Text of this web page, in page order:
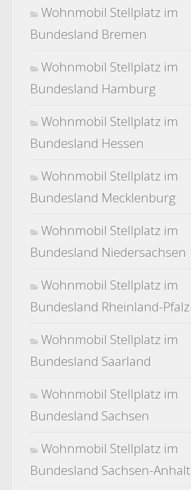
Wohnmobil Stellplatz im
Bundesland Bremen
Wohnmobil Stellplatz im
Bundesland Hamburg
Wohnmobil Stellplatz im
Bundesland Hessen
Wohnmobil Stellplatz im
Bundesland Mecklenburg
Wohnmobil Stellplatz im
Bundesland Niedersachsen
Wohnmobil Stellplatz im
Bundesland Rheinland-Pfalz
Wohnmobil Stellplatz im
Bundesland Saarland
Wohnmobil Stellplatz im
Bundesland Sachsen
Wohnmobil Stellplatz im
Bundesland Sachsen-Anhalt